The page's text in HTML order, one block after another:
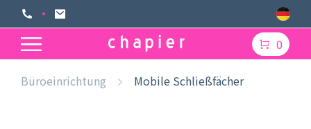
0
Büroeinrichtung Mobile Schließfächer